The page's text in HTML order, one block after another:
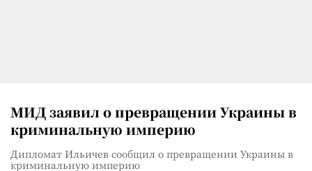
МИД заявил о превращении Украины в
криминальную империю
Дипломат Ильичев сообщил о превращении Украины в
криминальную империю